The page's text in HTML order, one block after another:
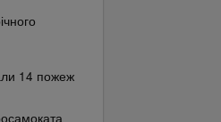
14 пожеж